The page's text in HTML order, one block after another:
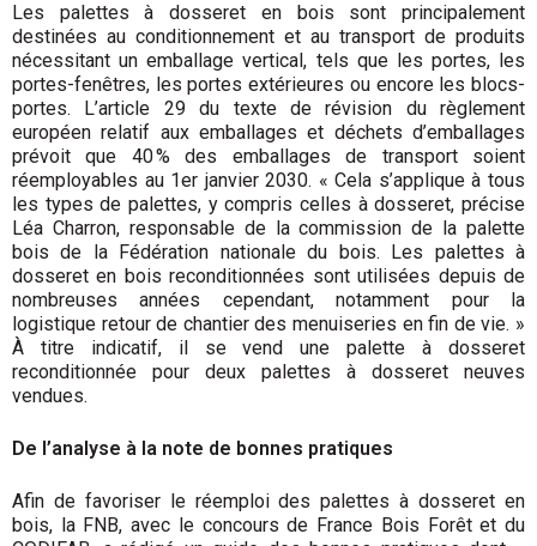
Les palettes à dosseret en bois sont principalement
destinées au conditionnement et au transport de produits
nécessitant un emballage vertical, tels que les portes, les
portes-fenêtres, les portes extérieures ou encore les blocs-
portes. L’article 29 du texte de révision du règlement
européen relatif aux emballages et déchets d’emballages
prévoit que 40 % des emballages de transport soient
réemployables au 1er janvier 2030. « Cela s’applique à tous
les types de palettes, y compris celles à dosseret, précise
Léa Charron, responsable de la commission de la palette
bois de la Fédération nationale du bois. Les palettes à
dosseret en bois reconditionnées sont utilisées depuis de
nombreuses années cependant, notamment pour la
logistique retour de chantier des menuiseries en fin de vie. »
À titre indicatif, il se vend une palette à dosseret
reconditionnée pour deux palettes à dosseret neuves
vendues.
De l’analyse à la note de bonnes pratiques
Afin de favoriser le réemploi des palettes à dosseret en
bois, la FNB, avec le concours de France Bois Forêt et du